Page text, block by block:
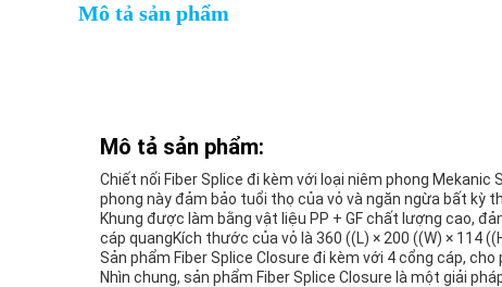
Mô tả sản phẩm
Mô tả sản phẩm:
Chiết nối Fiber Splice đi kèm với loại niêm phong
phong này đảm bảo tuổi thọ của vỏ và ngăn ngừa bất kỳ
Khung được làm bằng vật liệu PP + GF chất lượng cao,
cáp quangKích thước của vỏ là 360 ((L) × 200 ((W) × 114
Sản phẩm Fiber Splice Closure đi kèm với 4 cổng cáp,
Nhìn chung, sản phẩm Fiber Splice Closure là một giải